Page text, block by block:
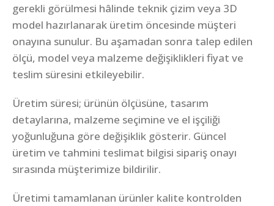
gerekli görülmesi hâlinde teknik çizim veya 3D
model hazırlanarak üretim öncesinde müşteri
onayına sunulur. Bu aşamadan sonra talep edilen
ölçü, model veya malzeme değişiklikleri fiyat ve
teslim süresini etkileyebilir.
Üretim süresi; ürünün ölçüsüne, tasarım
detaylarına, malzeme seçimine ve el işçiliği
yoğunluğuna göre değişiklik gösterir. Güncel
üretim ve tahmini teslimat bilgisi sipariş onayı
sırasında müşterimize bildirilir.
Üretimi tamamlanan ürünler kalite kontrolden